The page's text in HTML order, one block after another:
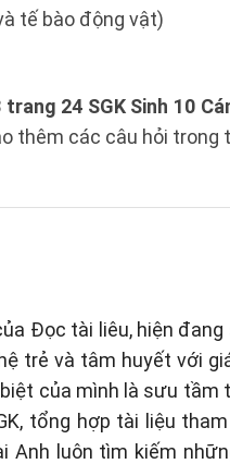
tế bào động vật)
24 SGK Sinh 10
thêm các câu hỏi trong
Đọc tài liêu, hiện
trẻ và tâm huyết với
của mình là sưu tầm
tổng hợp tài liệu
Anh luôn tìm kiếm